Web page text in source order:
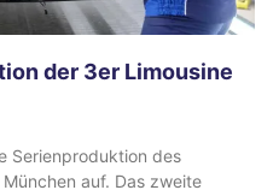
der 3er Limousine
Serienproduktion des
auf. Das zweite